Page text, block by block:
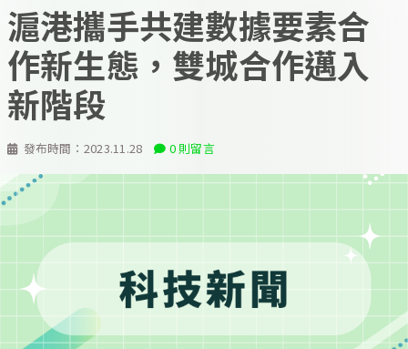
發布時間： 2023.11.28 0 則留言
滬港攜手共建數據要素合
作新生態，雙城合作邁入
新階段